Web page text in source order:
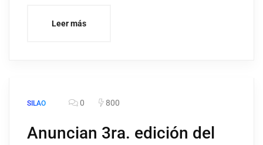
Leer más
SILAO 0 800
Anuncian 3ra. edición del